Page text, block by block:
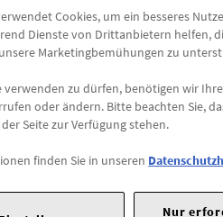
Cookies, um ein besseres
Dienste von Drittanbietern helfen,
Marketingbemühungen zu
verwenden zu dürfen, benötigen wir
oder ändern. Bitte beachten Sie,
Seite zur Verfügung stehen.
finden Sie in unseren
Nur